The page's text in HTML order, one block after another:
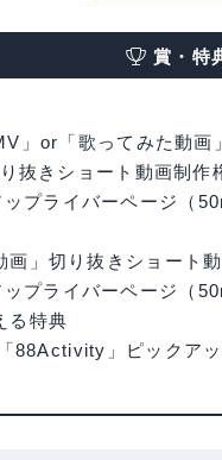
賞・特
」or「歌ってみた動画
抜きショート動画制作
プライバーページ（
」切り抜きショート
プライバーページ（
る特典
88Activity」ピックア